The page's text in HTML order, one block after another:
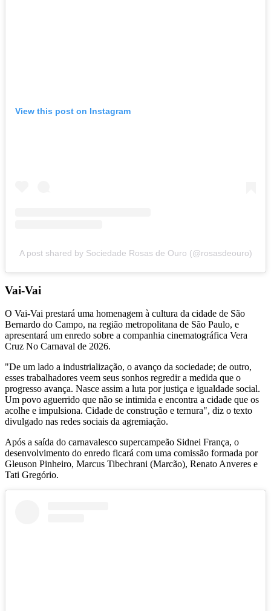
View this post on Instagram
A post shared by Sociedade Rosas de Ouro (@rosasdeouro)
Vai-Vai
O Vai-Vai prestará uma homenagem à cultura da cidade de São
Bernardo do Campo, na região metropolitana de São Paulo, e
apresentará um enredo sobre a companhia cinematográfica Vera
Cruz No Carnaval de 2026.
"De um lado a industrialização, o avanço da sociedade; de outro,
esses trabalhadores veem seus sonhos regredir a medida que o
progresso avança. Nasce assim a luta por justiça e igualdade social.
Um povo aguerrido que não se intimida e encontra a cidade que os
acolhe e impulsiona. Cidade de construção e ternura", diz o texto
divulgado nas redes sociais da agremiação.
Após a saída do carnavalesco supercampeão Sidnei França, o
desenvolvimento do enredo ficará com uma comissão formada por
Gleuson Pinheiro, Marcus Tibechrani (Marcão), Renato Anveres e
Tati Gregório.